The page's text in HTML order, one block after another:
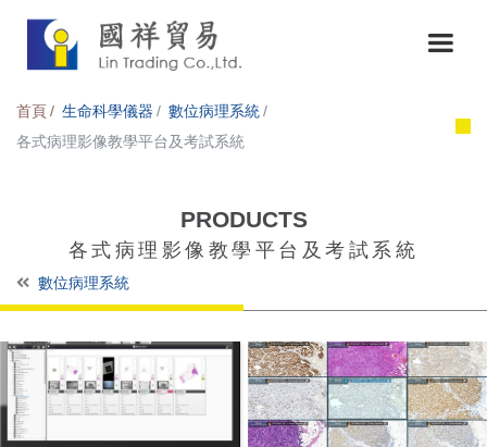
首頁 生命科學儀器
數位病理系統
各式病理影像教學平台及考試系統
PRODUCTS
各式病理影像教學平台及考試系統
數位病理系統